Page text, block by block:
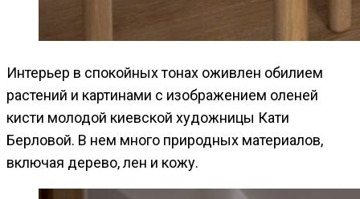
Интерьер в спокойных тонах оживлен обилием
растений и картинами с изображением оленей
кисти молодой киевской художницы Кати
Берловой. В нем много природных материалов,
включая дерево, лен и кожу.